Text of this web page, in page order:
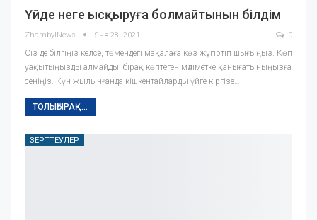
Үйде неге ысқыруға болмайтынын білдім
ZhambylNews Янв 28, 2021 0
Сіз де білгіңіз келсе, төмендегі мақалаға көз жүгіртіп шығыңыз. Көп
уақытыңызды алмайды, бірақ көптеген мәліметке қанығатыныңызға
сеніңіз. Күн жылынғанда кішкентайларды үйге кіргізе…
ТОЛЫҒЫРАҚ...
ЗЕРТТЕУЛЕР